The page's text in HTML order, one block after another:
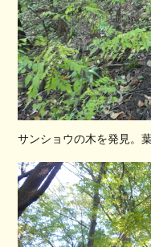
サンショウの木を発見。